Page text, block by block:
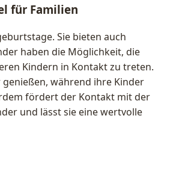
für Familien
Sie bieten auch
haben die Möglichkeit, die
Kindern in Kontakt zu treten.
während ihre Kinder
fördert der Kontakt mit der
und lässt sie eine wertvolle